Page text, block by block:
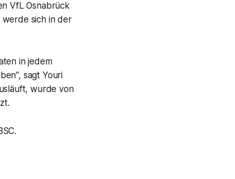
VfL Osnabrück
werde sich in der
in jedem
sagt Youri
wurde von